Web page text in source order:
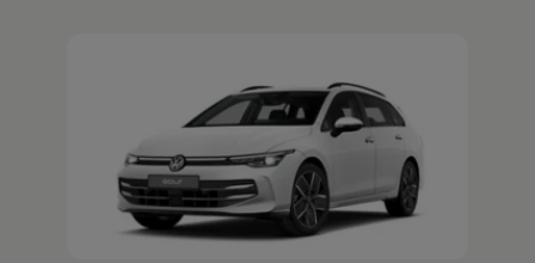
Volkswagen Kundenbetreuung
Mehr zum Golf Variant erfahren